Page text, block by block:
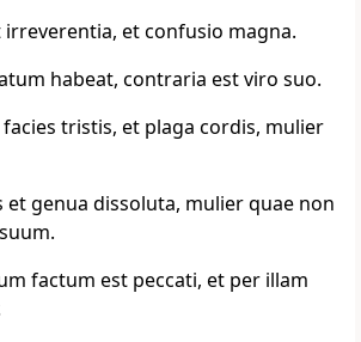
et confusio magna.
habeat, contraria est viro suo.
tristis, et plaga cordis, mulier
et genua dissoluta, mulier quae non
factum est peccati, et per illam